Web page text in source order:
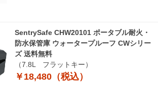
SentrySafe CHW20101 ポータブル耐火・
防水保管庫 ウォータープルーフ CWシリー
ズ 送料無料
（7.8L フラットキー）
￥18,480（税込）